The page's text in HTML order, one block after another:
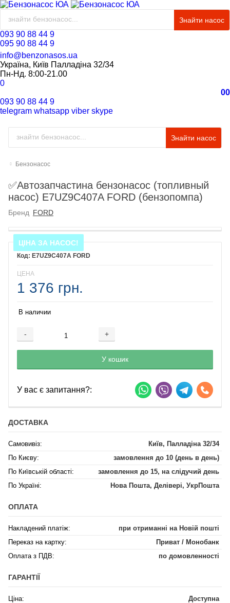
Знайти насос
093 90 88 44 9
095 90 88 44 9
info@benzonasos.ua
Україна, Київ Палладіна 32/34
Пн-Нд. 8:00-21.00
0
00
093 90 88 44 9
telegram whatsapp viber skype
Знайти насос
Бензонасос
✅Автозапчастина бензонасос (топливный
насос) E7UZ9C407A FORD (бензопомпа)
Бренд FORD
ЦІНА ЗА НАСОС!
E7UZ9C407A FORD
ЦЕНА
1 376 грн.
В наличии
- +
Добавляется...
У кошик
Добавлен
У вас є запитання?:
ДОСТАВКА
Самовивіз:
Київ, Палладіна 32/34
По Києву:
замовлення до 10 (день в день)
По Київській області:
замовлення до 15, на слідучий день
По Україні:
Нова Пошта, Делівері, УкрПошта
ОПЛАТА
Накладений платіж:
при отриманні на Новій пошті
Переказ на картку:
Приват / Монобанк
Оплата з ПДВ:
по домовленності
ГАРАНТІЇ
Ціна:
Доступна